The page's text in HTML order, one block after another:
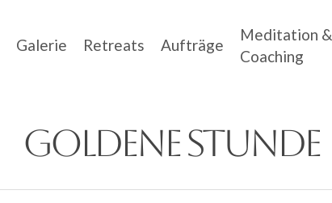
Galerie Retreats Aufträge
Meditation &
Coaching
Goldene Stunde